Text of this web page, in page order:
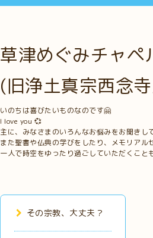
草津めぐみチャペ
(旧浄土真宗西念
いのちは喜びたいものなのです🤗
I love you 💞
主に、みなさまのいろんなお悩みをお聞きし
また聖書や仏典の学びをしたり、メモリア
一人で時空をゆったり過ごしていただくこと
その宗教、大丈夫？